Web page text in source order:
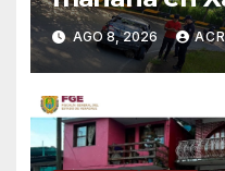
AGO 8, 2026